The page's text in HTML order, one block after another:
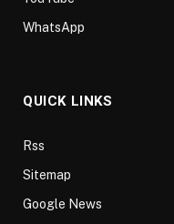
WhatsApp
QUICK LINKS
Rss
Sitemap
Google News